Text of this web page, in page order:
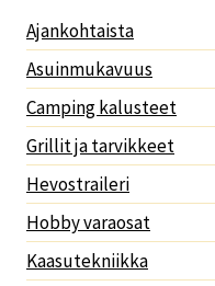
Ajankohtaista
Asuinmukavuus
Camping kalusteet
Grillit ja tarvikkeet
Hevostraileri
Hobby varaosat
Kaasutekniikka